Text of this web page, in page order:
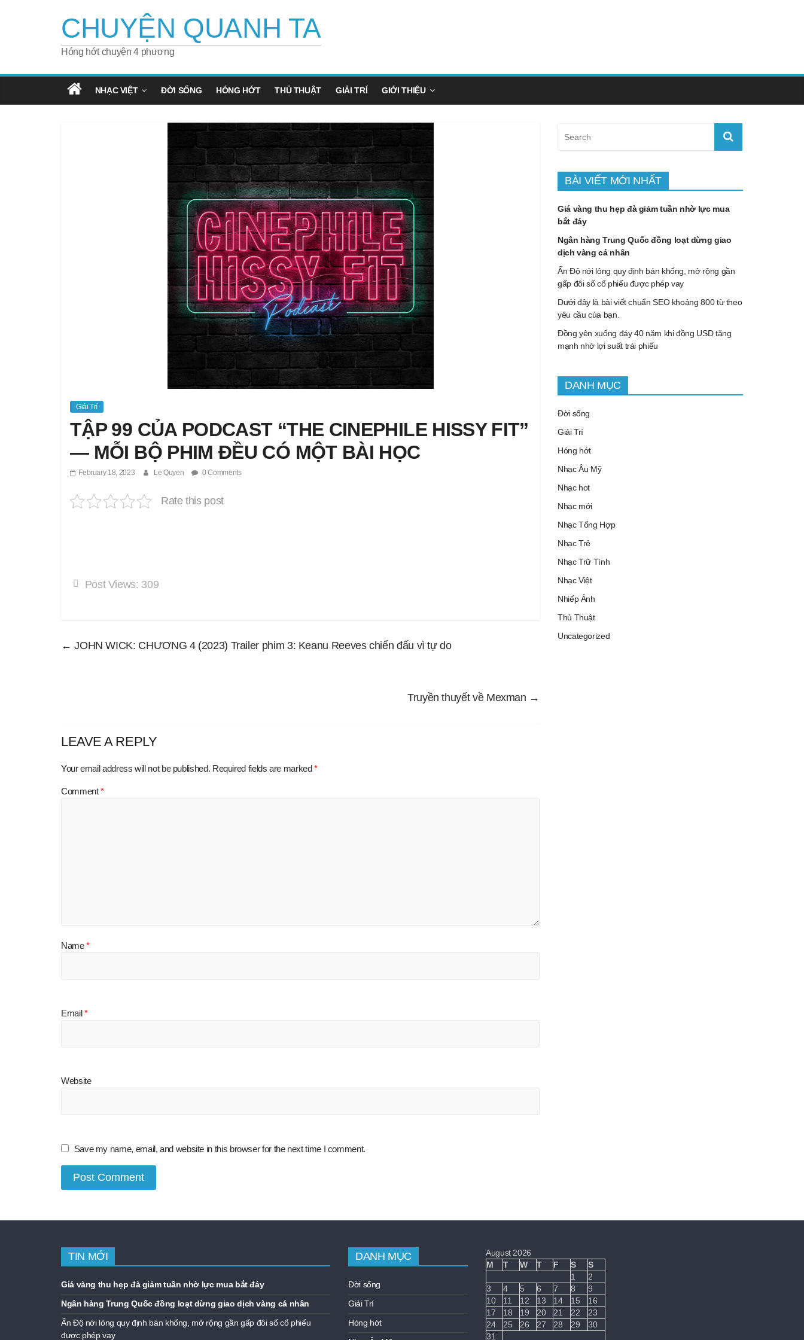
CHUYỆN QUANH TA
Hóng hớt chuyện 4 phương
NHẠC VIỆT ĐỜI SỐNG HÓNG HỚT THỦ THUẬT GIẢI TRÍ GIỚI THIỆU
Giải Trí
TẬP 99 CỦA PODCAST “THE CINEPHILE HISSY FIT”
— MỖI BỘ PHIM ĐỀU CÓ MỘT BÀI HỌC
February 18, 2023 Le Quyen 0 Comments
Rate this post
Post Views: 309
← JOHN WICK: CHƯƠNG 4 (2023) Trailer phim 3: Keanu Reeves chiến đấu vì tự do
Truyền thuyết về Mexman →
LEAVE A REPLY
Your email address will not be published. Required fields are marked*
Comment*
Name*
Email*
Website
Save my name, email, and website in this browser for the next time I comment.
BÀI VIẾT MỚI NHẤT
Giá vàng thu hẹp đà giảm tuần nhờ lực mua
bắt đáy
Ngân hàng Trung Quốc đồng loạt dừng giao
dịch vàng cá nhân
Ấn Độ nới lỏng quy định bán khống, mở rộng gần
gấp đôi số cổ phiếu được phép vay
Dưới đây là bài viết chuẩn SEO khoảng 800 từ theo
yêu cầu của bạn.
Đồng yên xuống đáy 40 năm khi đồng USD tăng
mạnh nhờ lợi suất trái phiếu
DANH MỤC
Đời sống
Giải Trí
Hóng hớt
Nhạc Âu Mỹ
Nhạc hot
Nhạc mới
Nhạc Tổng Hợp
Nhạc Trẻ
Nhạc Trữ Tình
Nhạc Việt
Nhiếp Ảnh
Thủ Thuật
Uncategorized
TIN MỚI
Giá vàng thu hẹp đà giảm tuần nhờ lực mua bắt đáy
Ngân hàng Trung Quốc đồng loạt dừng giao dịch vàng cá nhân
Ấn Độ nới lỏng quy định bán khống, mở rộng gần gấp đôi số cổ phiếu
được phép vay
DANH MỤC
Đời sống
Giải Trí
Hóng hớt
August 2026
M
T W T F S
S
1
2
3
4 5 6 7 8
9
10
11 12 13 14 15
16
17
18 19 20 21 22
23
24
25 26 27 28 29
30
31